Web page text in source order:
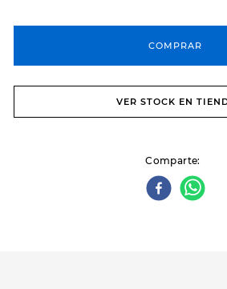
COMPRAR
VER STOCK EN
Comparte